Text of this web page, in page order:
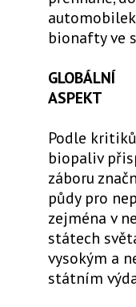
bionafty ve
GLOBÁLNÍ
ASPEKT
Podle
biopaliv
záboru
půdy pro
zejména v
státech
vysokým a
státním